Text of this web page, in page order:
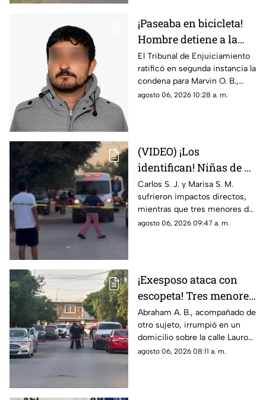
¡Paseaba en bicicleta!
Hombre detiene a la
fuerza a menor de 12
años y lo viola en
Chihuahua; así logró
escapar
El Tribunal de Enjuiciamiento
ratificó en segunda instancia la
condena para Marvin O. B.,
quien agredió a un niño de 12
agosto 06, 2026 10:28 a. m.
(VIDEO) ¡Los
identifican! Niñas de 9
y 11 años y un
adolescente entre los
heridos de gravedad en
el ataque de esta
Carlos S. J. y Marisa S. M.
sufrieron impactos directos,
mientras que tres menores de
14, 11 y 9 años resultaron
familiar.
agosto 06, 2026 09:47 a. m.
¡Exesposo ataca con
escopeta! Tres menores
y una pareja resultan
gravemente heridos en
Ciudad Juárez
Abraham A. B., acompañado de
otro sujeto, irrumpió en un
domicilio sobre la calle Lauro
de Uranga; paramédicos
agosto 06, 2026 08:11 a. m.